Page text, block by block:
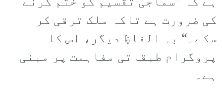
کی ضرورت ہے تاکہ ملک ترقی کر
سکے۔“ بہ الفاظِ دیگر، اس کا
پروگرام طبقاتی مفاہمت پر مبنی
ہے۔